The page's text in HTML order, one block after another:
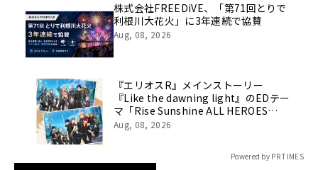
株式会社FREEDiVE、「第71回とりで
利根川大花火」に3年連続で協賛
Aug, 08, 2026
『エリオスR』メインストーリー
『Like the dawning light』のEDテー
マ「Rise Sunshine ALL HEROES
Ver.」がフルサイズ配信決定！
Aug, 08, 2026
Powered by PR TIMES